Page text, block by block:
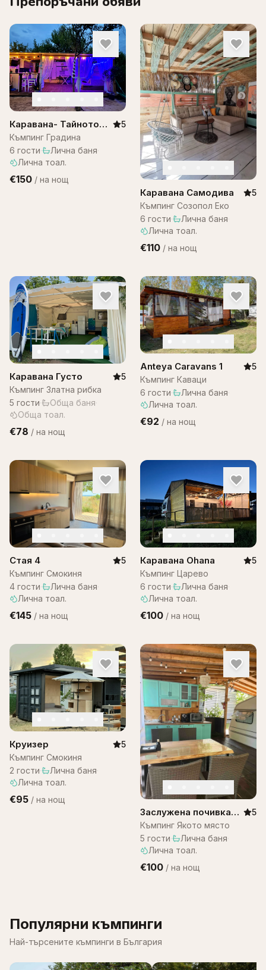
Каравана- Тайното
място, къмпинг
градина
5
Къмпинг Градина
6 гости· Лична баня·
Лична тоал.
€150 / на нощ
Каравана Самодива
5
Къмпинг Созопол Еко
6 гости· Лична баня·
Лична тоал.
€110 / на нощ
Каравана Густо
5
Къмпинг Златна рибка
5 гости· Обща баня·
Обща тоал.
€78 / на нощ
Anteya Caravans 1
5
Къмпинг Каваци
6 гости· Лична баня·
Лична тоал.
€92 / на нощ
Стая 4
5
Къмпинг Смокиня
4 гости· Лична баня·
Лична тоал.
€145 / на нощ
Каравана Ohana
5
Къмпинг Царево
6 гости· Лична баня·
Лична тоал.
€100 / на нощ
Круизер
5
Къмпинг Смокиня
2 гости· Лична баня·
Лична тоал.
€95 / на нощ
Заслужена почивка
R119
5
Къмпинг Якото място
5 гости· Лична баня·
Лична тоал.
€100 / на нощ
Популярни къмпинги
Най-търсените къмпинги в България